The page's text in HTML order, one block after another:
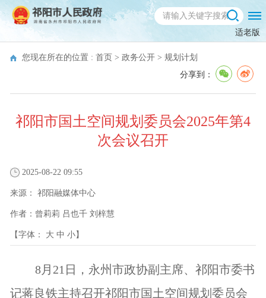
适老版
您现在所在的位置 : 首页 > 政务公开 > 规划计划
分享到：
祁阳市国土空间规划委员会2025年第4
次会议召开
2025-08-22 09:55
来源： 祁阳融媒体中心
作者： 曾莉莉 吕也千 刘梓慧
【字体： 大 中 小】
8月21日，永州市政协副主席、祁阳市委书
记蒋良铁主持召开祁阳市国土空间规划委员会